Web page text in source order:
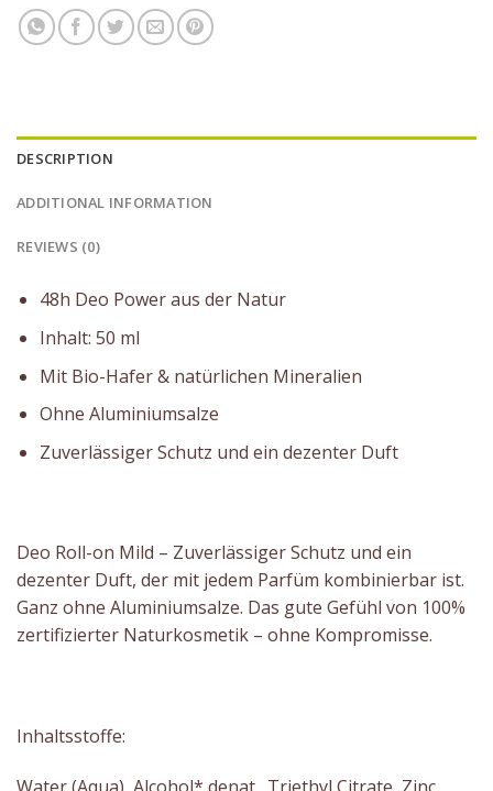
DESCRIPTION
ADDITIONAL INFORMATION
REVIEWS (0)
48h Deo Power aus der Natur
Inhalt: 50 ml
Mit Bio-Hafer & natürlichen Mineralien
Ohne Aluminiumsalze
Zuverlässiger Schutz und ein dezenter Duft
Deo Roll-on Mild – Zuverlässiger Schutz und ein
dezenter Duft, der mit jedem Parfüm kombinierbar ist.
Ganz ohne Aluminiumsalze. Das gute Gefühl von 100%
zertifizierter Naturkosmetik – ohne Kompromisse.
Inhaltsstoffe: